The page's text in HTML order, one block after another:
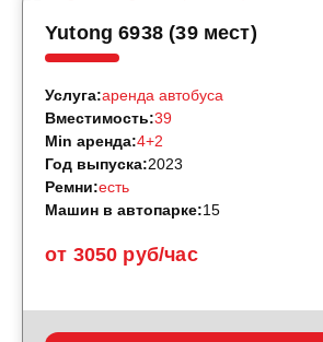
Yutong 6938 (39 мест)
от 3050 руб/час
Услуга:аренда автобуса
Вместимость:39
Min аренда:4+2
Год выпуска:2023
Ремни:есть
Машин в автопарке:15